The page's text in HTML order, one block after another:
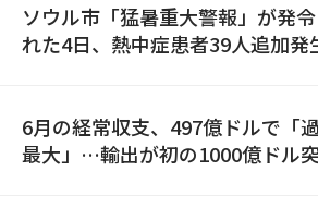
ソウル市「猛暑重大警報」が発
れた4日、熱中症患者39人追加発
6月の経常収支、497億ドルで「
最大」…輸出が初の1000億ドル